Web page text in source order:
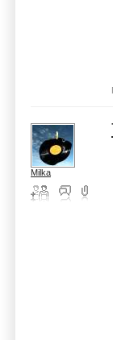
Milka